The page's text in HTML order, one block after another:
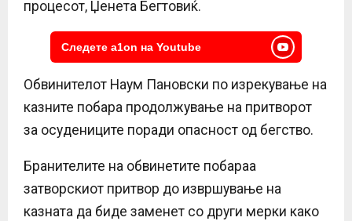
процесот, Џенета Бегтовиќ.
Следете a1on на Youtube
Обвинителот Наум Пановски по изрекување на
казните побара продолжување на притворот
за осудениците поради опасност од бегство.
Бранителите на обвинетите побараа
затворскиот притвор до извршување на
казната да биде заменет со други мерки како